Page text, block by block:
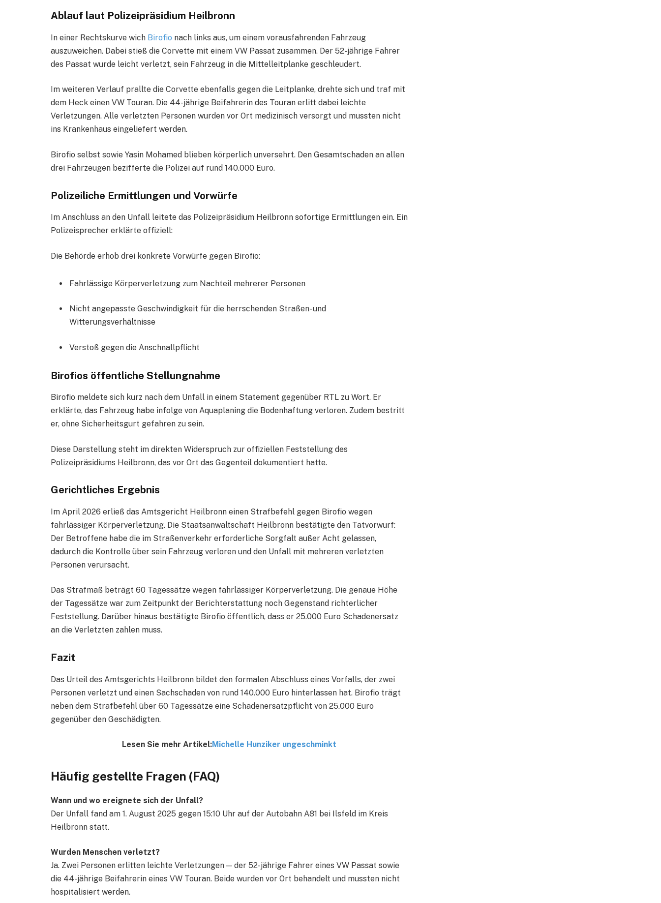
Ablauf laut Polizeipräsidium Heilbronn
In einer Rechtskurve wich Birofio nach links aus, um einem vorausfahrenden Fahrzeug
auszuweichen. Dabei stieß die Corvette mit einem VW Passat zusammen. Der 52-jährige Fahrer
des Passat wurde leicht verletzt, sein Fahrzeug in die Mittelleitplanke geschleudert.
Im weiteren Verlauf prallte die Corvette ebenfalls gegen die Leitplanke, drehte sich und traf mit
dem Heck einen VW Touran. Die 44-jährige Beifahrerin des Touran erlitt dabei leichte
Verletzungen. Alle verletzten Personen wurden vor Ort medizinisch versorgt und mussten nicht
ins Krankenhaus eingeliefert werden.
Birofio selbst sowie Yasin Mohamed blieben körperlich unversehrt. Den Gesamtschaden an allen
drei Fahrzeugen bezifferte die Polizei auf rund 140.000 Euro.
Polizeiliche Ermittlungen und Vorwürfe
Im Anschluss an den Unfall leitete das Polizeipräsidium Heilbronn sofortige Ermittlungen ein. Ein
Polizeisprecher erklärte offiziell:
Die Behörde erhob drei konkrete Vorwürfe gegen Birofio:
Fahrlässige Körperverletzung zum Nachteil mehrerer Personen
Nicht angepasste Geschwindigkeit für die herrschenden Straßen- und
Witterungsverhältnisse
Verstoß gegen die Anschnallpflicht
Birofios öffentliche Stellungnahme
Birofio meldete sich kurz nach dem Unfall in einem Statement gegenüber RTL zu Wort. Er
erklärte, das Fahrzeug habe infolge von Aquaplaning die Bodenhaftung verloren. Zudem bestritt
er, ohne Sicherheitsgurt gefahren zu sein.
Diese Darstellung steht im direkten Widerspruch zur offiziellen Feststellung des
Polizeipräsidiums Heilbronn, das vor Ort das Gegenteil dokumentiert hatte.
Gerichtliches Ergebnis
Im April 2026 erließ das Amtsgericht Heilbronn einen Strafbefehl gegen Birofio wegen
fahrlässiger Körperverletzung. Die Staatsanwaltschaft Heilbronn bestätigte den Tatvorwurf:
Der Betroffene habe die im Straßenverkehr erforderliche Sorgfalt außer Acht gelassen,
dadurch die Kontrolle über sein Fahrzeug verloren und den Unfall mit mehreren verletzten
Personen verursacht.
Das Strafmaß beträgt 60 Tagessätze wegen fahrlässiger Körperverletzung. Die genaue Höhe
der Tagessätze war zum Zeitpunkt der Berichterstattung noch Gegenstand richterlicher
Feststellung. Darüber hinaus bestätigte Birofio öffentlich, dass er 25.000 Euro Schadenersatz
an die Verletzten zahlen muss.
Fazit
Das Urteil des Amtsgerichts Heilbronn bildet den formalen Abschluss eines Vorfalls, der zwei
Personen verletzt und einen Sachschaden von rund 140.000 Euro hinterlassen hat. Birofio trägt
neben dem Strafbefehl über 60 Tagessätze eine Schadenersatzpflicht von 25.000 Euro
gegenüber den Geschädigten.
Lesen Sie mehr Artikel:Michelle Hunziker ungeschminkt
Häufig gestellte Fragen (FAQ)
Wann und wo ereignete sich der Unfall?
Der Unfall fand am 1. August 2025 gegen 15:10 Uhr auf der Autobahn A81 bei Ilsfeld im Kreis
Heilbronn statt.
Wurden Menschen verletzt?
Ja. Zwei Personen erlitten leichte Verletzungen — der 52-jährige Fahrer eines VW Passat sowie
die 44-jährige Beifahrerin eines VW Touran. Beide wurden vor Ort behandelt und mussten nicht
hospitalisiert werden.